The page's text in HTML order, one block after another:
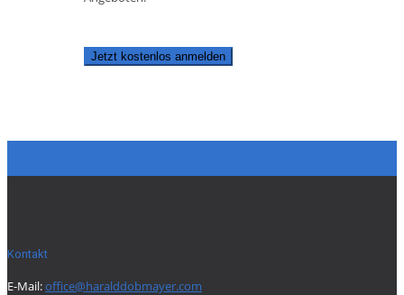
Jetzt kostenlos anmelden
Kontakt
E-Mail:office@haralddobmayer.com